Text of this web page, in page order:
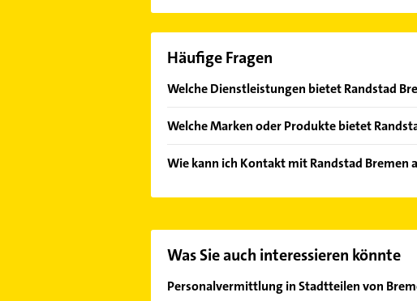
Häufige Fragen
Welche Dienstleistungen bietet Randstad
Stellenangebote.
Welche Marken oder Produkte bietet
und Technik, Jobs im Bereich Wirtschaft und
Wie kann ich Kontakt mit Randstad Bremen
Was Sie auch interessieren könnte
Personalvermittlung in Stadtteilen von